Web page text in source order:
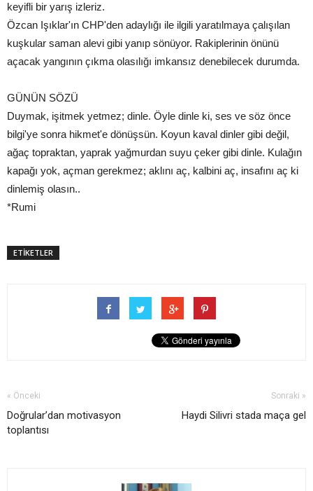
keyifli bir yarış izleriz.
Özcan Işıklar'ın CHP'den adaylığı ile ilgili yaratılmaya çalışılan
kuşkular saman alevi gibi yanıp sönüyor. Rakiplerinin önünü
açacak yangının çıkma olasılığı imkansız denebilecek durumda.
GÜNÜN SÖZÜ
Duymak, işitmek yetmez; dinle. Öyle dinle ki, ses ve söz önce
bilgi'ye sonra hikmet'e dönüşsün. Koyun kaval dinler gibi değil,
ağaç topraktan, yaprak yağmurdan suyu çeker gibi dinle. Kulağın
kapağı yok, açman gerekmez; aklını aç, kalbini aç, insafını aç ki
dinlemiş olasın..
*Rumi
ETİKETLER
« Önceki
Doğrular’dan motivasyon
toplantısı
Sonraki »
Haydi Silivri stada maça gel